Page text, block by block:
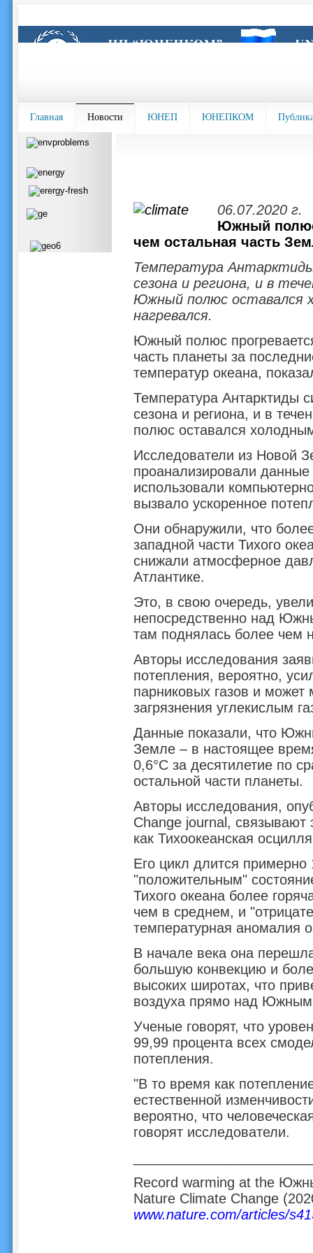
Главная Новости ЮНЕП ЮНЕПКОМ
06.07.2020 г.
Южный полюс
чем остальная часть
Температура
сезона и региона, и в
Южный полюс оставался
нагревался.
Южный полюс
часть планеты за
температур океана,
Температура Антарктиды
сезона и региона, и в
полюс оставался
Исследователи из Новой
проанализировали
использовали
вызвало ускоренное
Они обнаружили, что
западной части Тихого
снижали атмосферное
Атлантике.
Это, в свою очередь,
непосредственно над
там поднялась более чем
Авторы исследования
потепления, вероятно,
парниковых газов и может
загрязнения углекислым
Данные показали, что
Земле – в настоящее
0,6°C за десятилетие по
остальной части планеты.
Авторы исследования,
Change journal,
как Тихоокеанская
Его цикл длится
"положительным"
Тихого океана более
чем в среднем, и
температурная аномалия
В начале века она
большую конвекцию и
высоких широтах, что
воздуха прямо над
Ученые говорят, что
99,99 процента всех
потепления.
"В то время как
естественной
вероятно, что
говорят исследователи.
Record warming at the
Nature Climate Change
www.nature.com/articles/